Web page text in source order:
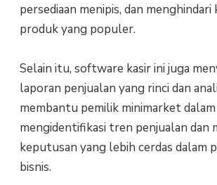
persediaan menipis, dan menghindari
produk yang populer.
Selain itu, software kasir ini juga
laporan penjualan yang rinci dan
membantu pemilik minimarket dalam
mengidentifikasi tren penjualan dan
keputusan yang lebih cerdas dalam
bisnis.